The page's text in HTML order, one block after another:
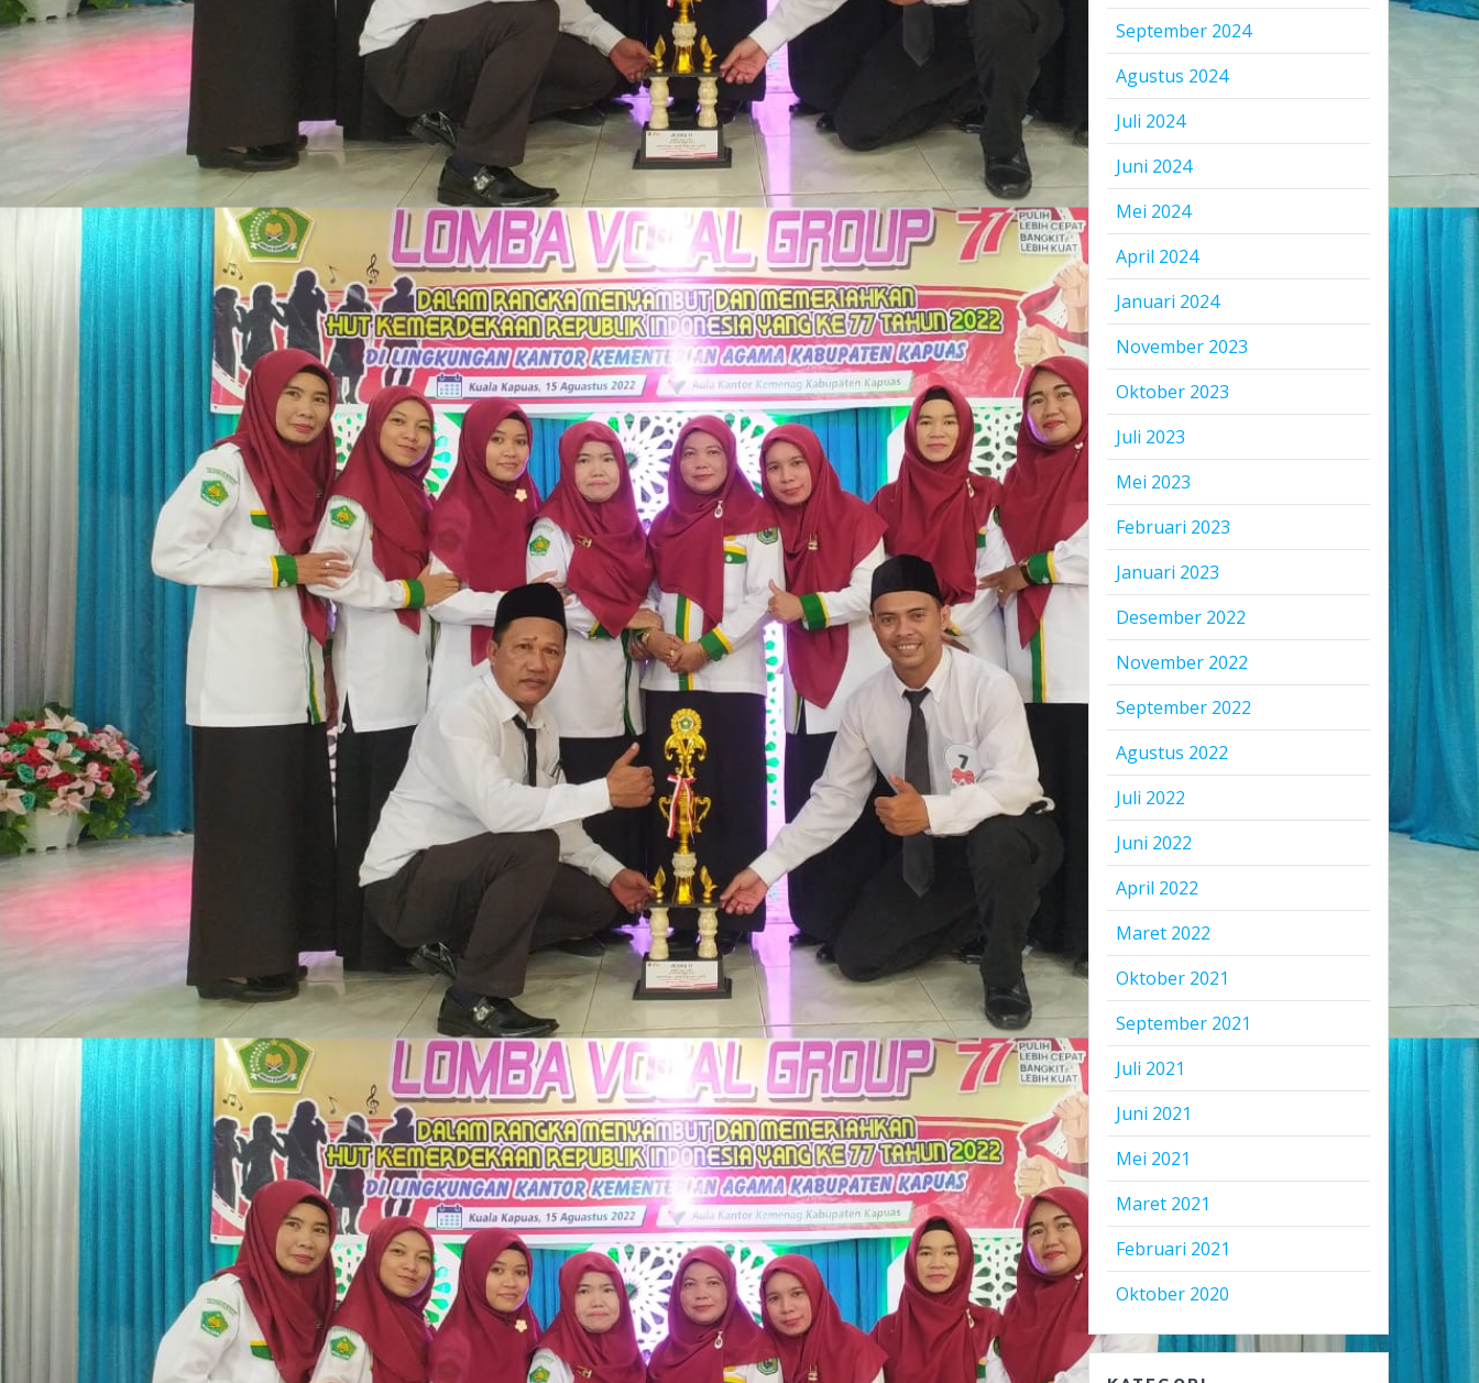
September 2024
Agustus 2024
Juli 2024
Juni 2024
Mei 2024
April 2024
Januari 2024
November 2023
Oktober 2023
Juli 2023
Mei 2023
Februari 2023
Januari 2023
Desember 2022
November 2022
September 2022
Agustus 2022
Juli 2022
Juni 2022
April 2022
Maret 2022
Oktober 2021
September 2021
Juli 2021
Juni 2021
Mei 2021
Maret 2021
Februari 2021
Oktober 2020